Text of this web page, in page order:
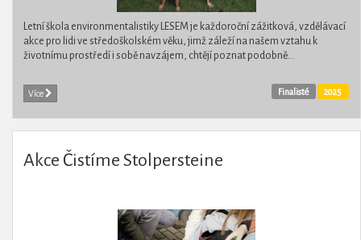
Letní škola environmentalistiky LESEM je každoroční zážitková, vzdělávací
akce pro lidi ve středoškolském věku, jimž záleží na našem vztahu k
životnímu prostředí i sobě navzájem, chtějí poznat podobně...
Více 2025
Finalisté
Akce Čistíme Stolpersteine